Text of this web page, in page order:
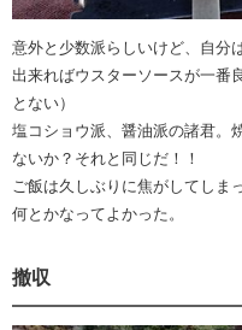
意外と少数派らしいけど、自分
出来ればウスターソースが一番
とない）
塩コショウ派、醤油派の諸君。
ないか？それと同じだ！！
ご飯は久しぶりに焦がしてしま
何とかなってよかった。
撤収